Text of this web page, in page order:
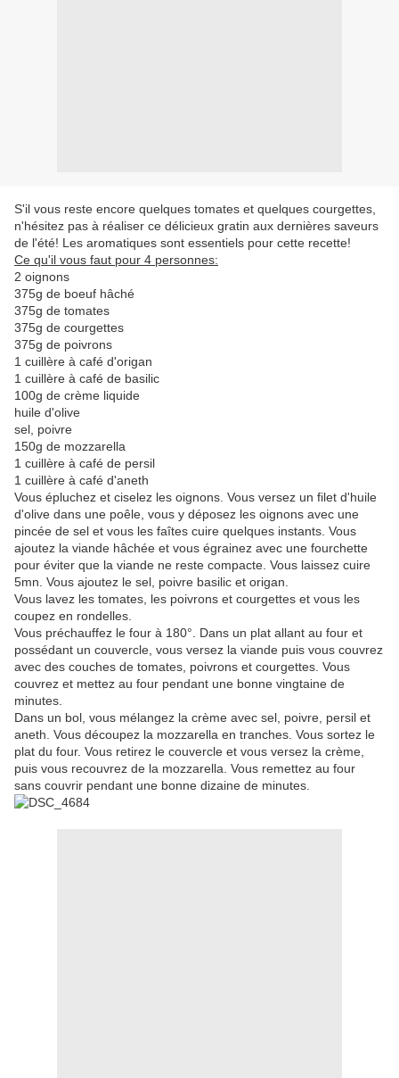
S'il vous reste encore quelques tomates et quelques courgettes,
n'hésitez pas à réaliser ce délicieux gratin aux dernières saveurs
de l'été! Les aromatiques sont essentiels pour cette recette!
Ce qu'il vous faut pour 4 personnes:
2 oignons
375g de boeuf hâché
375g de tomates
375g de courgettes
375g de poivrons
1 cuillère à café d'origan
1 cuillère à café de basilic
100g de crème liquide
huile d'olive
sel, poivre
150g de mozzarella
1 cuillère à café de persil
1 cuillère à café d'aneth
Vous épluchez et ciselez les oignons. Vous versez un filet d'huile
d'olive dans une poêle, vous y déposez les oignons avec une
pincée de sel et vous les faîtes cuire quelques instants. Vous
ajoutez la viande hâchée et vous égrainez avec une fourchette
pour éviter que la viande ne reste compacte. Vous laissez cuire
5mn. Vous ajoutez le sel, poivre basilic et origan.
Vous lavez les tomates, les poivrons et courgettes et vous les
coupez en rondelles.
Vous préchauffez le four à 180°. Dans un plat allant au four et
possédant un couvercle, vous versez la viande puis vous couvrez
avec des couches de tomates, poivrons et courgettes. Vous
couvrez et mettez au four pendant une bonne vingtaine de
minutes.
Dans un bol, vous mélangez la crème avec sel, poivre, persil et
aneth. Vous découpez la mozzarella en tranches. Vous sortez le
plat du four. Vous retirez le couvercle et vous versez la crème,
puis vous recouvrez de la mozzarella. Vous remettez au four
sans couvrir pendant une bonne dizaine de minutes.